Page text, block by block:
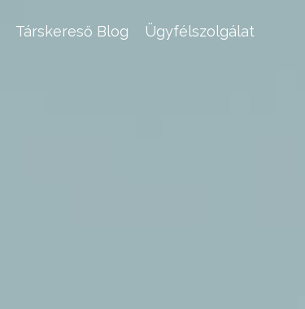
Társkereső Blog Ügyfélszolgálat